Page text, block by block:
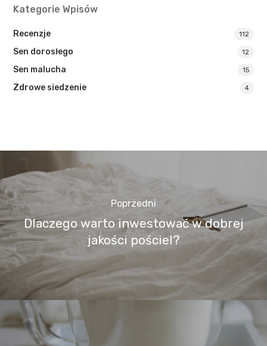
Kategorie Wpisów
Recenzje 112
Sen dorosłego 12
Sen malucha 15
Zdrowe siedzenie 4
Poprzedni
Dlaczego warto inwestować w dobrej
jakości pościel?